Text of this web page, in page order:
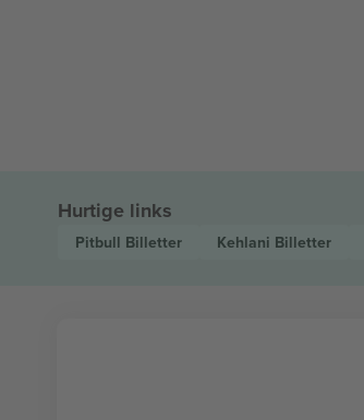
Hurtige links
Pitbull Billetter Kehlani Billetter